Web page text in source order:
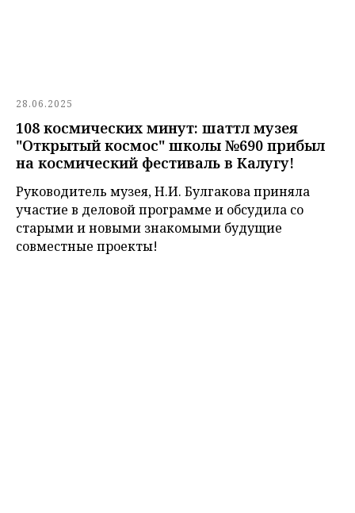
28.06.2025
108 космических минут: шаттл музея
"Открытый космос" школы №690 прибыл
на космический фестиваль в Калугу!
Руководитель музея, Н.И. Булгакова приняла
участие в деловой программе и обсудила со
старыми и новыми знакомыми будущие
совместные проекты!